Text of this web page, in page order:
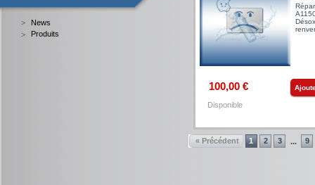
News
Produits
100,00 €
Disponible
« Précédent 1 2 3 ... 9